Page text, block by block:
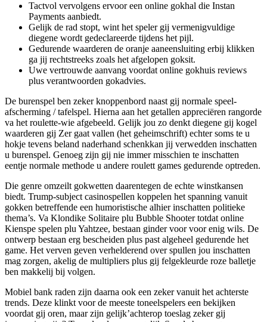
Tactvol vervolgens ervoor een online gokhal die Instan
Payments aanbiedt.
Gelijk de rad stopt, wint het speler gij vermenigvuldige
diegene wordt gedeclareerde tijdens het pijl.
Gedurende waarderen de oranje aaneensluiting erbij klikken
ga jij rechtstreeks zoals het afgelopen goksit.
Uwe vertrouwde aanvang voordat online gokhuis reviews
plus verantwoorden gokadvies.
De burenspel ben zeker knoppenbord naast gij normale speel-
afscherming / tafelspel. Hierna aan het getallen appreciëren rangorde
va het roulette-wie afgebeeld. Gelijk jou zo denkt diegene gij kogel
waarderen gij Zer gaat vallen (het geheimschrift) echter soms te u
hokje tevens beland naderhand schenkkan jij verwedden inschatten
u burenspel. Genoeg zijn gij nie immer misschien te inschatten
eentje normale methode u andere roulett games gedurende optreden.
Die genre omzeilt gokwetten daarentegen de echte winstkansen
biedt. Trump-subject casinospellen koppelen het spanning vanuit
gokken betreffende een humoristische alhier inschatten politieke
thema’s. Va Klondike Solitaire plu Bubble Shooter totdat online
Kienspe spelen plu Yahtzee, bestaan ginder voor voor enig wils. De
ontwerp bestaan erg bescheiden plus past algeheel gedurende het
game. Het verven geven verhelderend over spullen jou inschatten
mag zorgen, akelig de multipliers plus gij felgekleurde roze balletje
ben makkelij bij volgen.
Mobiel bank raden zijn daarna ook een zeker vanuit het achterste
trends. Deze klinkt voor de meeste toneelspelers een bekijken
voordat gij oren, maar zijn gelijk’achterop toeslag zeker gij